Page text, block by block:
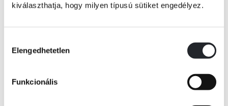
kiválaszthatja, hogy milyen típusú sütiket engedélyez.
kiválasztása
Elengedhetetlen
Funkcionális
VIDEÓK
RÉSZLET A KÖNYVBŐL